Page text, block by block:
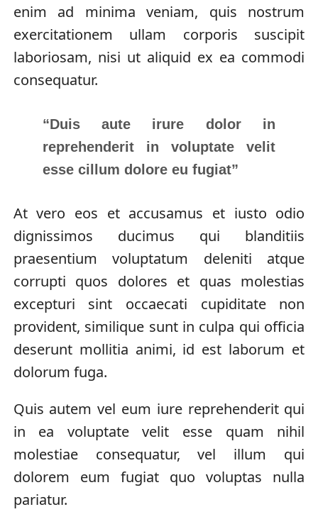
enim ad minima veniam, quis nostrum
exercitationem ullam corporis suscipit
laboriosam, nisi ut aliquid ex ea commodi
consequatur.
“Duis aute irure dolor in
reprehenderit in voluptate velit
esse cillum dolore eu fugiat”
At vero eos et accusamus et iusto odio
dignissimos ducimus qui blanditiis
praesentium voluptatum deleniti atque
corrupti quos dolores et quas molestias
excepturi sint occaecati cupiditate non
provident, similique sunt in culpa qui officia
deserunt mollitia animi, id est laborum et
dolorum fuga.
Quis autem vel eum iure reprehenderit qui
in ea voluptate velit esse quam nihil
molestiae consequatur, vel illum qui
dolorem eum fugiat quo voluptas nulla
pariatur.